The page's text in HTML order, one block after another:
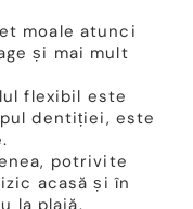
moale atunci
și mai mult
flexibil este
dentiției, este
potrivite
acasă și în
la plajă.